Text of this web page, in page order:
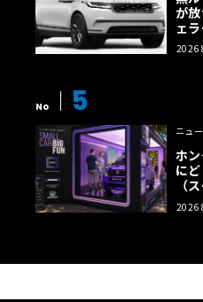
が
ェ
ト
2026
No 5
ニュ
ホ
に
（
ツア
2026